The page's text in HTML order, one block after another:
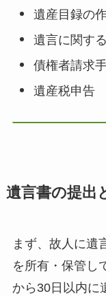
遺産目録の
遺言に関す
債権者請求
遺産税申告
遺言書の提出
まず、故人に遺
を所有・保管し
から30日以内に